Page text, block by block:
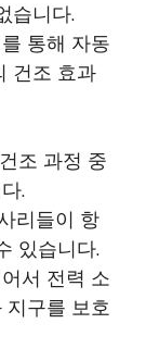
습니다.
통해 자동
건조 효과
조 과정 중
.
리들이 항
있습니다.
서 전력 소
지구를 보호